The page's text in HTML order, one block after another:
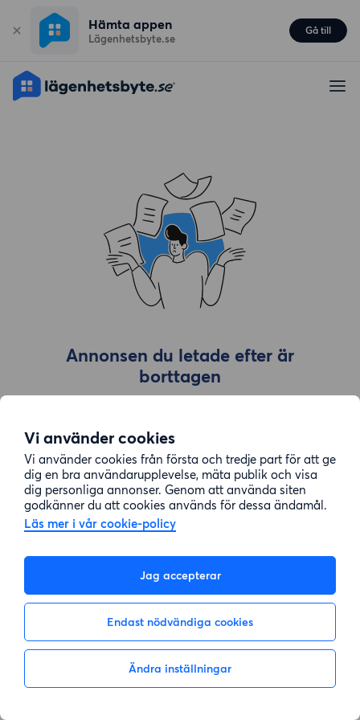
Vi använder cookies
Vi använder cookies från första och tredje part för att ge
dig en bra användarupplevelse, mäta publik och visa
dig personliga annonser. Genom att använda siten
godkänner du att cookies används för dessa ändamål.
Läs mer i vår cookie-policy
Jag accepterar
Endast nödvändiga cookies
Ändra inställningar
Hämta appen
Lägenhetsbyte.se
Gå till
Annonsen du letade efter är
borttagen
Gå till sök